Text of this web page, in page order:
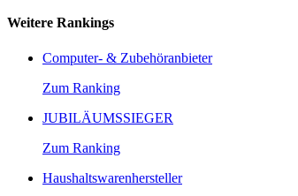
Weitere Rankings
Computer- & Zubehöranbieter
Zum Ranking
JUBILÄUMSSIEGER
Zum Ranking
Haushaltswarenhersteller